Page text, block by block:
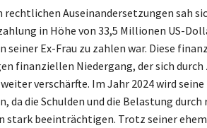
rechtlichen Auseinandersetzungen sah
in Höhe von 33,5 Millionen US-
seiner Ex-Frau zu zahlen war. Diese
finanziellen Niedergang, der sich
verschärfte. Im Jahr 2024 wird
da die Schulden und die Belastung
stark beeinträchtigen. Trotz seiner